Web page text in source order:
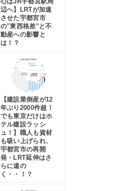
辺へ】LRTが加速
させた宇都宮市
の"東西格差"と不
動産への影響と
は！？
【建設業倒産が12
年ぶり2000件超！
でも東京だけはホ
テル建設ラッシ
ュ！】職人も資材
も吸い上げられ、
宇都宮市の再開
発・LRT延伸はさ
らに遠の
く・・！？